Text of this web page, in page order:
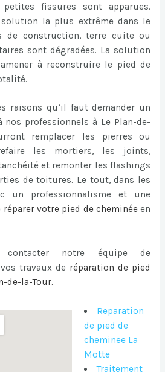
fissures sont apparues.
solution la plus extrême dans le
de construction, terre cuite ou
sont dégradées. La solution
à reconstruire le pied de
raisons qu’il faut demander un
professionnels à Le Plan-de-
remplacer les pierres ou
les mortiers, les joints,
et remonter les flashings
de toitures. Le tout, dans les
un professionnalisme et une
réparer votre pied de cheminéeen
contacter notre équipe de
travaux de réparation de pied
de-la-Tour.
Reparation
de pied de
cheminee La
Motte
Traitement